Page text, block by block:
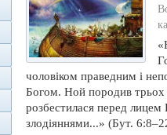
чоловіком праведним і
Богом. Ной породив
розбестилася перед
злодіяннями...» (Бут.